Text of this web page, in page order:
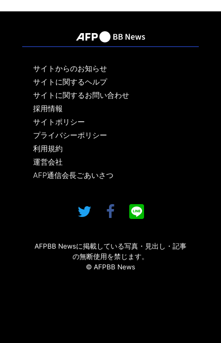
サイトからのお知らせ
サイトに関するヘルプ
サイトに関するお問い合わせ
採用情報
サイトポリシー
プライバシーポリシー
利用規約
運営会社
AFP通信会長ごあいさつ
AFPBB Newsに掲載している写真・見出し・記事
の無断使用を禁じます。
© AFPBB News